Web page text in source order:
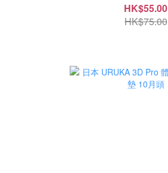
HK$55.00
HK$75.00